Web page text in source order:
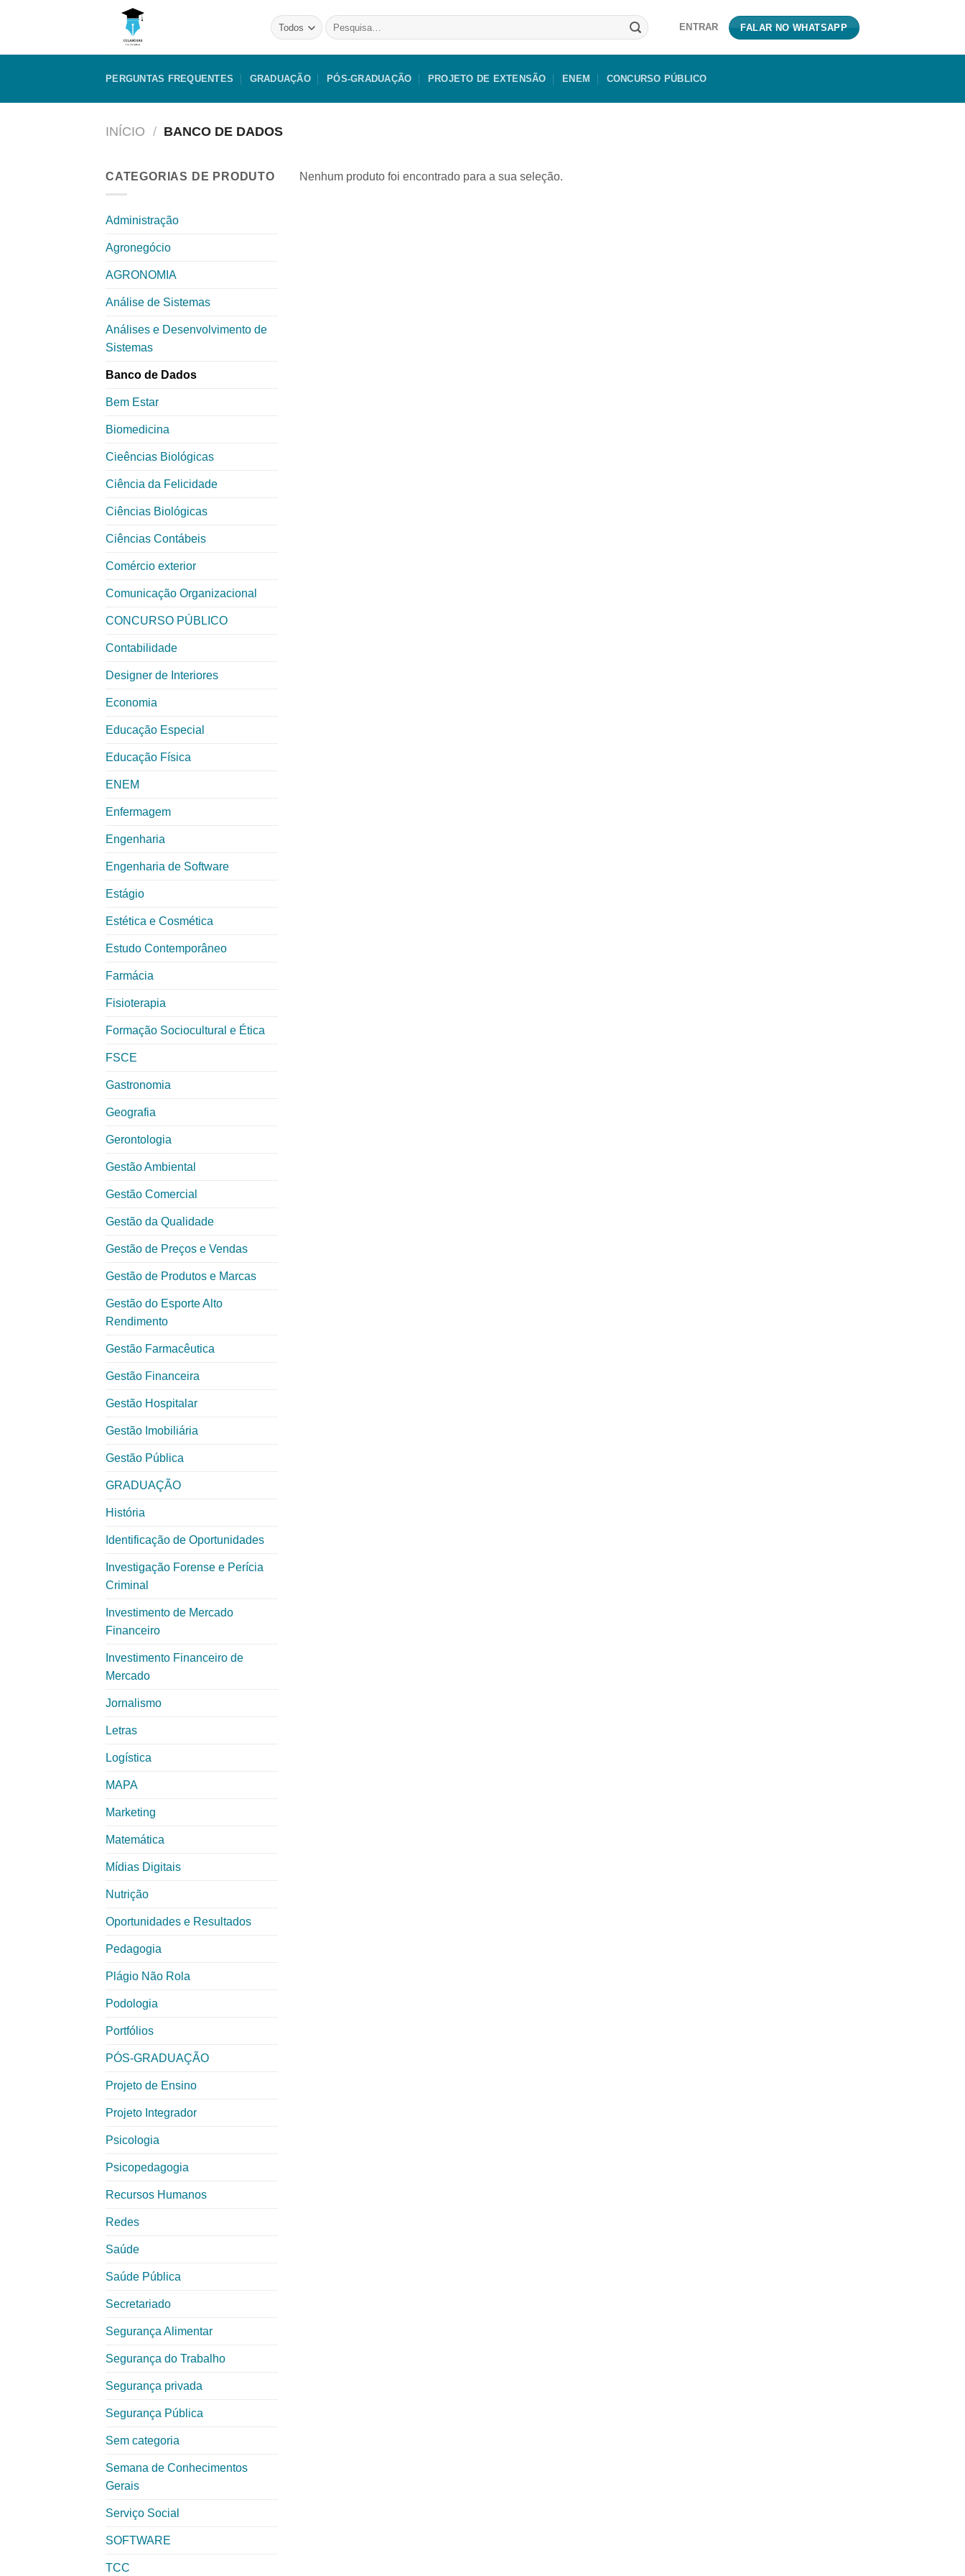
Pesquisar
por:
ENTRAR FALAR NO WHATSAPP
PERGUNTAS FREQUENTES GRADUAÇÃO PÓS-GRADUAÇÃO PROJETO DE EXTENSÃO ENEM CONCURSO PÚBLICO
INÍCIO / BANCO DE DADOS
CATEGORIAS DE PRODUTO
Administração
Agronegócio
AGRONOMIA
Análise de Sistemas
Análises e Desenvolvimento de
Sistemas
Banco de Dados
Bem Estar
Biomedicina
Cieências Biológicas
Ciência da Felicidade
Ciências Biológicas
Ciências Contábeis
Comércio exterior
Comunicação Organizacional
CONCURSO PÚBLICO
Contabilidade
Designer de Interiores
Economia
Educação Especial
Educação Física
ENEM
Enfermagem
Engenharia
Engenharia de Software
Estágio
Estética e Cosmética
Estudo Contemporâneo
Farmácia
Fisioterapia
Formação Sociocultural e Ética
FSCE
Gastronomia
Geografia
Gerontologia
Gestão Ambiental
Gestão Comercial
Gestão da Qualidade
Gestão de Preços e Vendas
Gestão de Produtos e Marcas
Gestão do Esporte Alto
Rendimento
Gestão Farmacêutica
Gestão Financeira
Gestão Hospitalar
Gestão Imobiliária
Gestão Pública
GRADUAÇÃO
História
Identificação de Oportunidades
Investigação Forense e Perícia
Criminal
Investimento de Mercado
Financeiro
Investimento Financeiro de
Mercado
Jornalismo
Letras
Logística
MAPA
Marketing
Matemática
Mídias Digitais
Nutrição
Oportunidades e Resultados
Pedagogia
Plágio Não Rola
Podologia
Portfólios
PÓS-GRADUAÇÃO
Projeto de Ensino
Projeto Integrador
Psicologia
Psicopedagogia
Recursos Humanos
Redes
Saúde
Saúde Pública
Secretariado
Segurança Alimentar
Segurança do Trabalho
Segurança privada
Segurança Pública
Sem categoria
Semana de Conhecimentos
Gerais
Serviço Social
SOFTWARE
TCC
Nenhum produto foi encontrado para a sua seleção.